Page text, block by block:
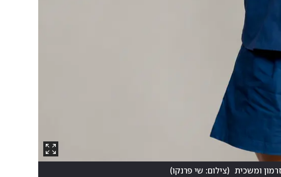
ומשכית (צילום: שי פרנקו)